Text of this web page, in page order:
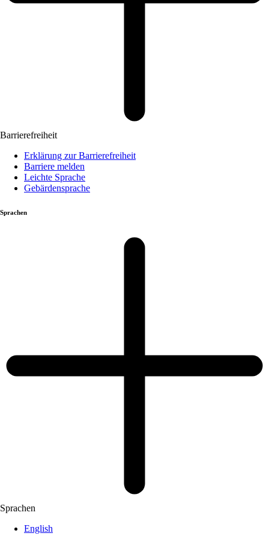
Barrierefreiheit
Erklärung zur Barrierefreiheit
Barriere melden
Leichte Sprache
Gebärdensprache
Sprachen
Sprachen
English